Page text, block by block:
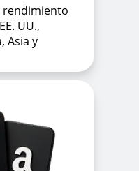
rendimiento
UU.,
Asia y